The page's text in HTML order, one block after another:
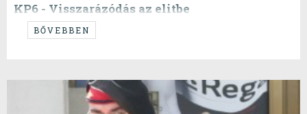
KP6 - Visszarázódás az elitbe
BŐVEBBEN